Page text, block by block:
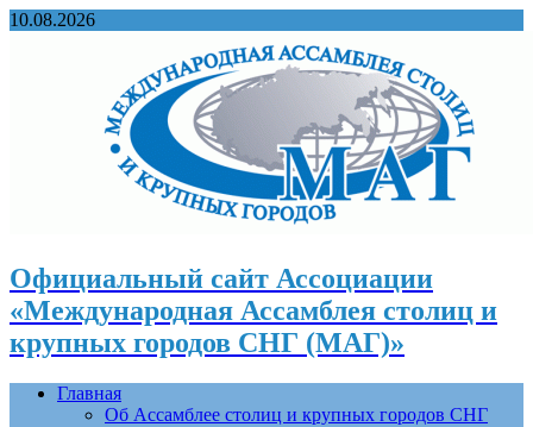
10.08.2026
Официальный сайт Ассоциации
«Международная Ассамблея столиц и
крупных городов СНГ (МАГ)»
Главная
Об Ассамблее столиц и крупных городов СНГ